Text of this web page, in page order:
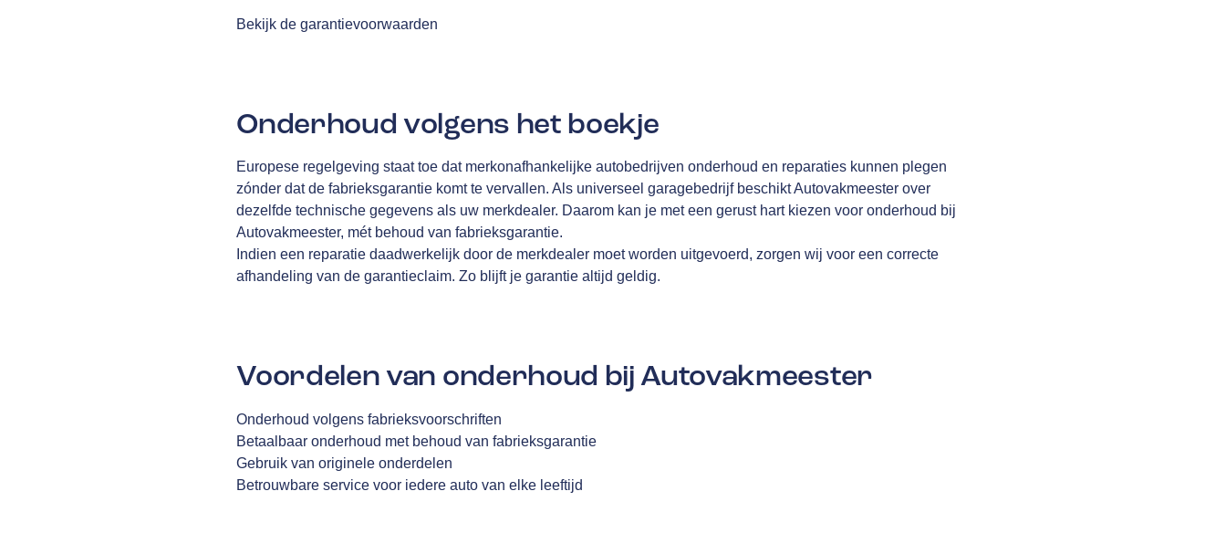
Bekijk de garantievoorwaarden
Onderhoud volgens het boekje
Europese regelgeving staat toe dat merkonafhankelijke autobedrijven onderhoud en reparaties kunnen plegen
zónder dat de fabrieksgarantie komt te vervallen. Als universeel garagebedrijf beschikt Autovakmeester over
dezelfde technische gegevens als uw merkdealer. Daarom kan je met een gerust hart kiezen voor onderhoud bij
Autovakmeester, mét behoud van fabrieksgarantie.
Indien een reparatie daadwerkelijk door de merkdealer moet worden uitgevoerd, zorgen wij voor een correcte
afhandeling van de garantieclaim. Zo blijft je garantie altijd geldig.
Voordelen van onderhoud bij Autovakmeester
Onderhoud volgens fabrieksvoorschriften
Betaalbaar onderhoud met behoud van fabrieksgarantie
Gebruik van originele onderdelen
Betrouwbare service voor iedere auto van elke leeftijd